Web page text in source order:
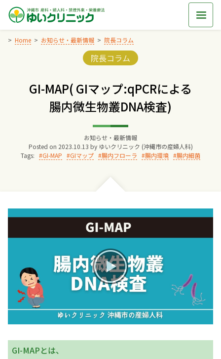
Skip
content
Home お知らせ・最新情報 院長コラム
Categories:
院長コラム
GI-MAP( GIマップ:qPCRによる
腸内微生物叢DNA検査)
お知らせ・最新情報
Posted on 2023.10.13 by ゆいクリニック (沖縄市の産婦人科)
Tags:
GI-MAP GIマップ 腸内フローラ 腸内環境 腸内細菌
GI-MAPとは、
交通アクセス
院長からのごあいさつ
ゆいクリニックの経営理念
診療料金
お産について
親と子の結びつき支援
予防接種